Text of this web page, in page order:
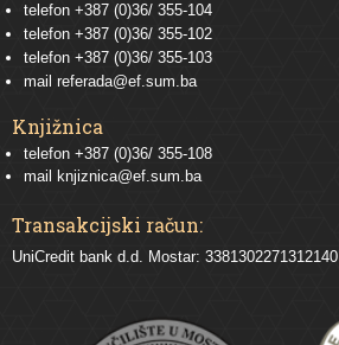
telefon +387 (0)36/ 355-104
telefon +387 (0)36/ 355-102
telefon +387 (0)36/ 355-103
mail referada@ef.sum.ba
Knjižnica
telefon +387 (0)36/ 355-108
mail
knjiznica@ef.sum.ba
Transakcijski račun:
UniCredit bank d.d. Mostar: 3381302271312140